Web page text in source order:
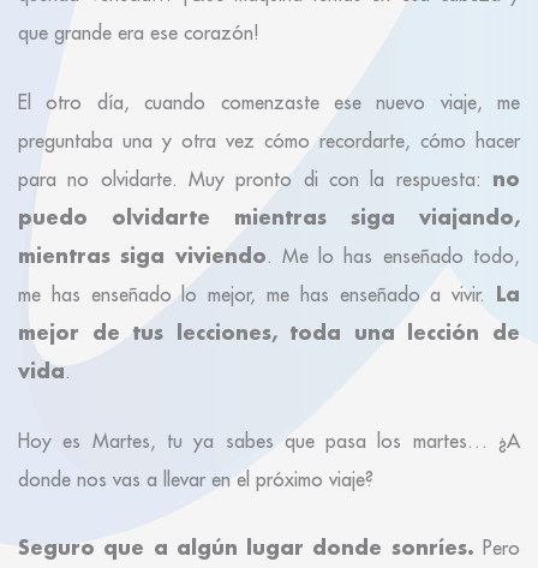
que grande era ese corazón!
El otro día, cuando comenzaste ese nuevo viaje, me
preguntaba una y otra vez cómo recordarte, cómo hacer
para no olvidarte. Muy pronto di con la respuesta: no
puedo olvidarte mientras siga viajando,
mientras siga viviendo. Me lo has enseñado todo,
me has enseñado lo mejor, me has enseñado a vivir. La
mejor de tus lecciones, toda una lección de
vida.
Hoy es Martes, tu ya sabes que pasa los martes… ¿A
donde nos vas a llevar en el próximo viaje?
Seguro que a algún lugar donde sonríes. Pero